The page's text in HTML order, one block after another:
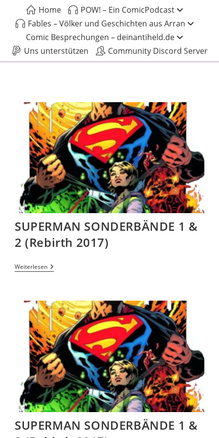
Home
POW! – Ein ComicPodcast
Fables – Völker und Geschichten aus Arran
Comic Besprechungen – deinantiheld.de
Uns unterstützen
Community Discord Server
SUPERMAN SONDERBÄNDE 1 &
2 (Rebirth 2017)
Weiterlesen
SUPERMAN SONDERBÄNDE 1 &